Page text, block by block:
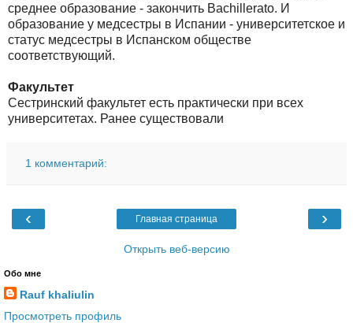
среднее образование - закончить Bachillerato. И
образование у медсестры в Испании - университетское и
статус медсестры в Испанском обществе
соответствующий.
Факультет
Сестринский факультет есть практически при всех
университетах. Ранее существовали
1 комментарий:
‹ ›
Главная страница
Открыть веб-версию
Обо мне
Rauf khaliulin
Просмотреть профиль